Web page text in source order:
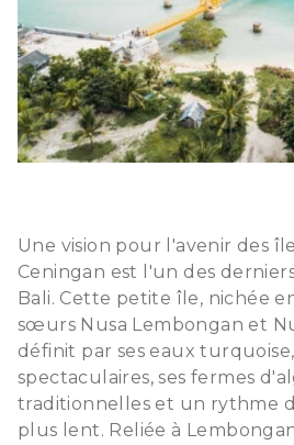
Une vision pour l'avenir des
Ceningan est l'un des
Bali. Cette petite île, nichée
sœurs Nusa Lembongan et
définit par ses eaux turquoise,
spectaculaires, ses fermes
traditionnelles et un rythme
plus lent. Reliée à